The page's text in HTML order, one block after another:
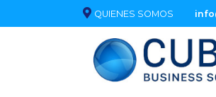
QUIENES SOMOS